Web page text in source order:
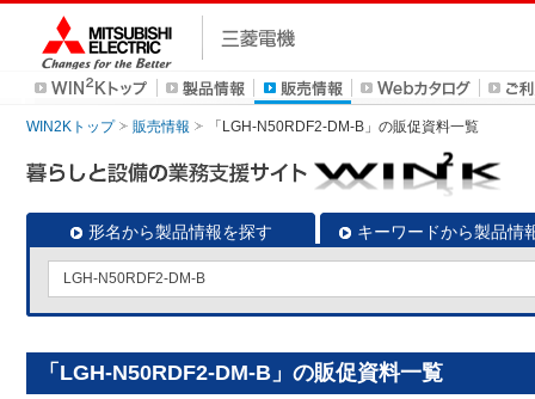
WIN2Kトップ 販売情報 「LGH-N50RDF2-DM-B」の販促資料一覧
形名から製品情報を探す キーワードから製品情
「LGH-N50RDF2-DM-B」の販促資料一覧